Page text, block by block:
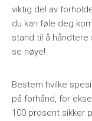
viktig del av
du kan føle deg
stand til å håndtere
se nøye!
Bestem hvilke
på forhånd, for
100 prosent sikker